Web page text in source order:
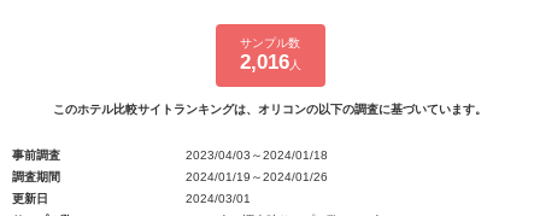
サンプル数
2,016人
このホテル比較サイトランキングは、オリコンの以下の調査に基づいています。
事前調査
2023/04/03～2024/01/18
調査期間
2024/01/19～2024/01/26
更新日
2024/03/01